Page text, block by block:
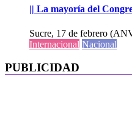
|| La mayoría del
Sucre, 17 de febrero
Internacional Nacional
PUBLICIDAD